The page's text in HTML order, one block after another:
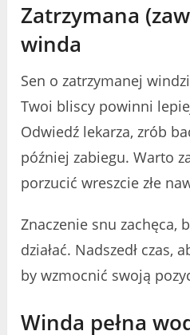
Zatrzymana
winda
Sen o zatrzymanej
Twoi bliscy powinni
Odwiedź lekarza, zrób
później zabiegu. Warto
porzucić wreszcie złe
Znaczenie snu zachęca,
działać. Nadszedł czas,
by wzmocnić swoją
Winda pełna